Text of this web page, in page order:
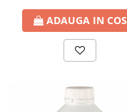
ADAUGA IN COS